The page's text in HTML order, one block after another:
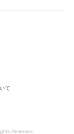
て
Reserved.